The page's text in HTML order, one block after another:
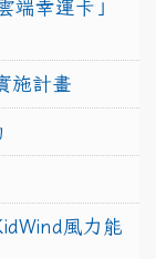
端幸運卡」
施計畫
風力能